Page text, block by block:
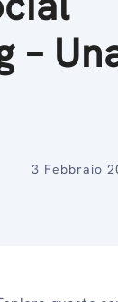
–
3 Febbraio